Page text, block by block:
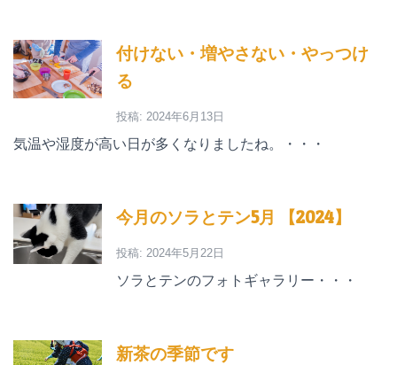
付けない・増やさない・やっつけ
る
投稿: 2024年6月13日
気温や湿度が高い日が多くなりましたね。・・・
今月のソラとテン5月 【2024】
投稿: 2024年5月22日
ソラとテンのフォトギャラリー・・・
新茶の季節です